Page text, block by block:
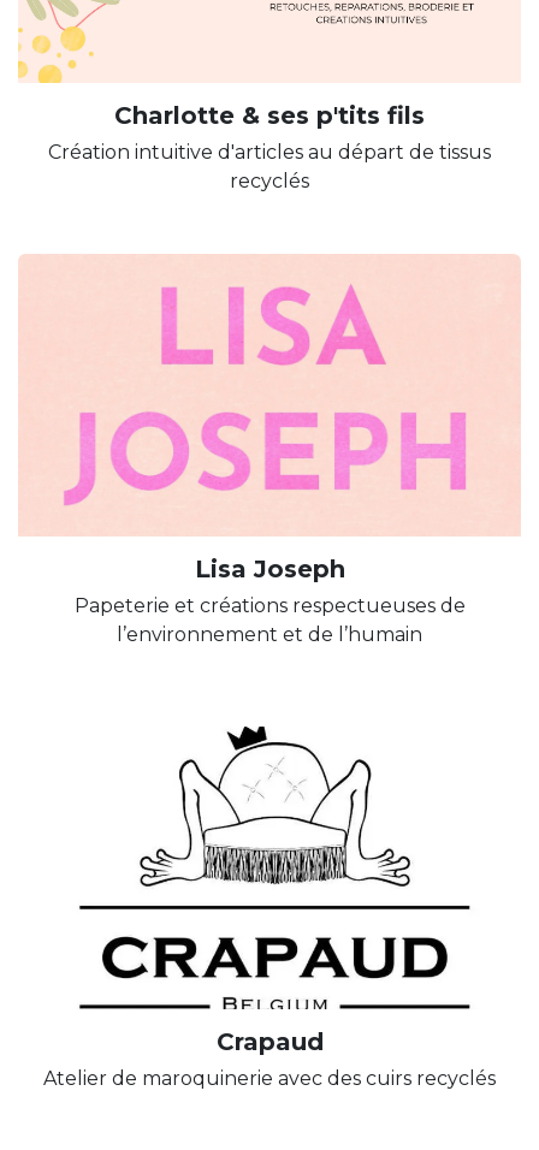
Charlotte & ses p'tits fils
Création intuitive d'articles au départ de tissus
recyclés
Lisa Joseph
Papeterie et créations respectueuses de
l’environnement et de l’humain
Crapaud
Atelier de maroquinerie avec des cuirs recyclés